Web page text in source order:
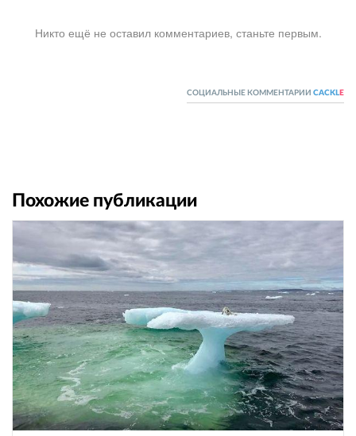
Никто ещё не оставил комментариев, станьте первым.
СОЦИАЛЬНЫЕ КОММЕНТАРИИ CACKL E
Похожие публикации